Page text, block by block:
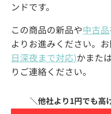
ンドです。
この商品の新品や中古品
よりお進みください。
日深夜まで対応)かまた
りご連絡ください。